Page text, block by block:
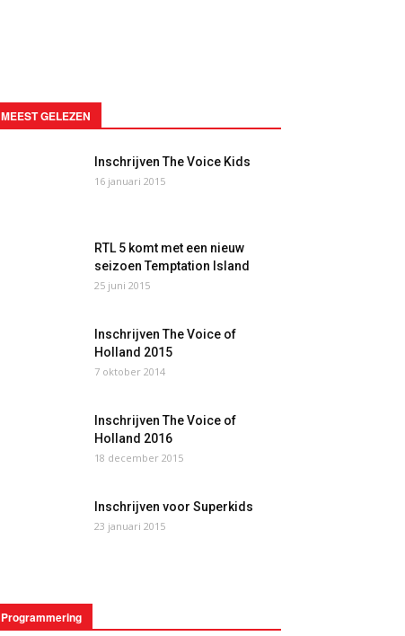
MEEST GELEZEN
Inschrijven The Voice Kids
16 januari 2015
RTL 5 komt met een nieuw
seizoen Temptation Island
25 juni 2015
Inschrijven The Voice of
Holland 2015
7 oktober 2014
Inschrijven The Voice of
Holland 2016
18 december 2015
Inschrijven voor Superkids
23 januari 2015
Programmering